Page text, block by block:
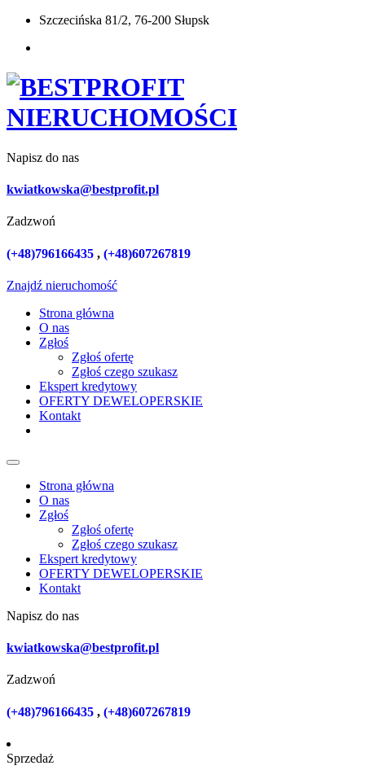
Szczecińska 81/2, 76-200 Słupsk
Napisz do nas
kwiatkowska@bestprofit.pl
Zadzwoń
(+48)796166435 , (+48)607267819
Znajdź nieruchomość
Strona główna
O nas
Zgłoś
Zgłoś ofertę
Zgłoś czego szukasz
Ekspert kredytowy
OFERTY DEWELOPERSKIE
Kontakt
Strona główna
O nas
Zgłoś
Zgłoś ofertę
Zgłoś czego szukasz
Ekspert kredytowy
OFERTY DEWELOPERSKIE
Kontakt
Napisz do nas
kwiatkowska@bestprofit.pl
Zadzwoń
(+48)796166435 , (+48)607267819
Sprzedaż